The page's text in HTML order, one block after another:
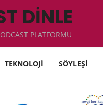
DİNLE
PLATFORMU
TEKNOLOJİ SÖYLEŞİ